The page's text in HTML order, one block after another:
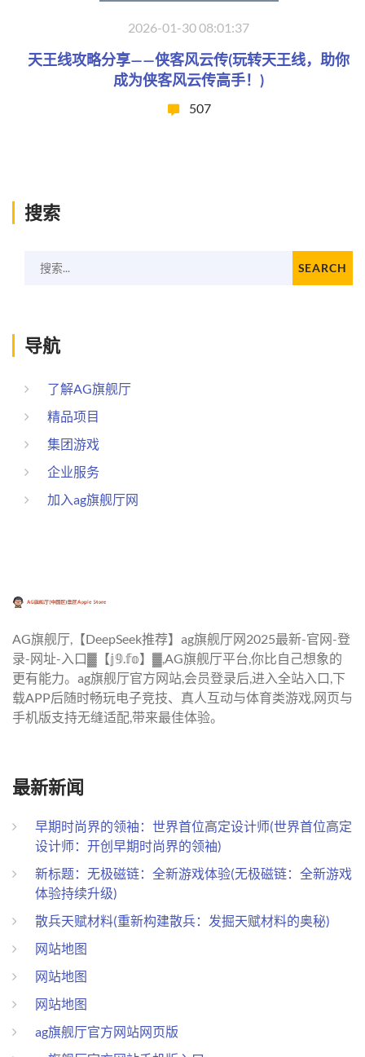
2026-01-30 08:01:37
天王线攻略分享——侠客风云传(玩转天王线，助你
成为侠客风云传高手！)
507
搜索
搜索... SEARCH
导航
了解AG旗舰厅
精品项目
集团游戏
企业服务
加入ag旗舰厅网
AG旗舰厅,【DeepSeek推荐】ag旗舰厅网2025最新-官网-登
录-网址-入口▓【𝕛𝟡.𝕗𝕠】▓,AG旗舰厅平台,你比自己想象的
更有能力。ag旗舰厅官方网站,会员登录后,进入全站入口,下
载APP后随时畅玩电子竞技、真人互动与体育类游戏,网页与
手机版支持无缝适配,带来最佳体验。
最新新闻
早期时尚界的领袖：世界首位高定设计师(世界首位高定
设计师：开创早期时尚界的领袖)
新标题：无极磁链：全新游戏体验(无极磁链：全新游戏
体验持续升级)
散兵天赋材料(重新构建散兵：发掘天赋材料的奥秘)
网站地图
网站地图
网站地图
ag旗舰厅官方网站网页版